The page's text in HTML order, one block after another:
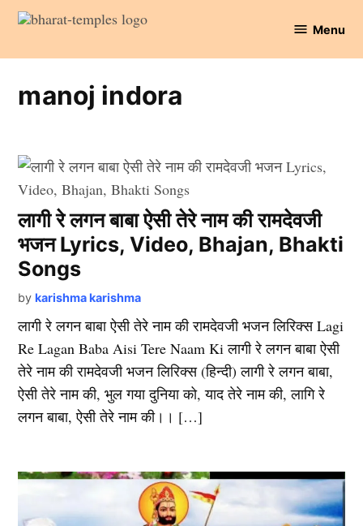
Skip
content
Temples
Menu
manoj indora
लागी रे लगन बाबा ऐसी तेरे नाम की रामदेवजी
भजन Lyrics, Video, Bhajan, Bhakti
Songs
by karishma karishma
लागी रे लगन बाबा ऐसी तेरे नाम की रामदेवजी भजन लिरिक्स Lagi
Re Lagan Baba Aisi Tere Naam Ki लागी रे लगन बाबा ऐसी
तेरे नाम की रामदेवजी भजन लिरिक्स (हिन्दी) लागी रे लगन बाबा,
ऐसी तेरे नाम की, भुल गया दुनिया को, याद तेरे नाम की, लागि रे
लगन बाबा, ऐसी तेरे नाम की।। […]